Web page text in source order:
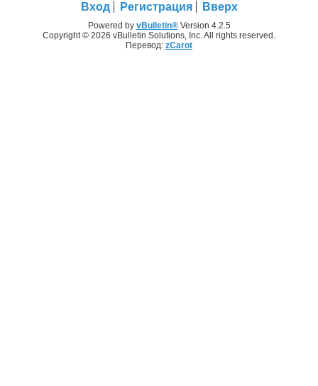
Вход Регистрация Вверх
Powered by vBulletin®Version 4.2.5
Copyright © 2026 vBulletin Solutions, Inc. All rights reserved.
Перевод: zCarot